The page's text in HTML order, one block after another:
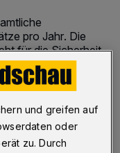
pro Jahr. Die
für die Sicherheit
allen 365 Tagen
dieses
und -
ein: Sie feiern
und greifen auf
oder
zu. Durch